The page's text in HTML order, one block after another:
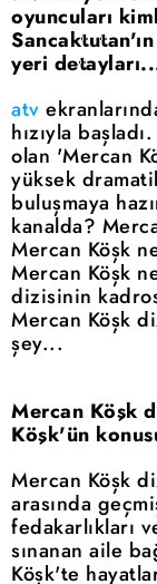
oyuncuları
yeri
atv
hızıyla
olan 'Mercan
yüksek
buluşmaya
kanalda?
Mercan Köşk
Mercan Köşk
dizisinin
Mercan Köşk
şey...
Mercan Köşk
Köşk'ün
Mercan Köşk
arasında
fedakarlıkları
sınanan aile
Köşk'te